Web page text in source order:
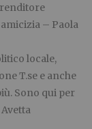
– Paola
locale,
T.se e anche
Sono qui per